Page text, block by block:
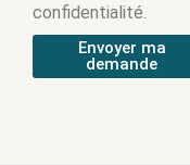
confidentialité.
Envoyer ma
demande